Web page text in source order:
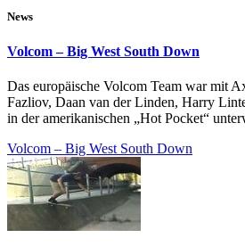
News
Volcom – Big West South Down
Das europäische Volcom Team war mit
Fazliov, Daan van der Linden, Harry
in der amerikanischen „Hot Pocket“
Volcom – Big West South Down